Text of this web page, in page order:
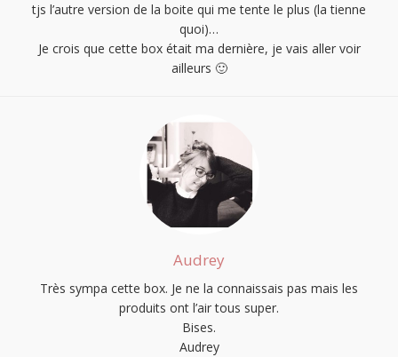
tjs l’autre version de la boite qui me tente le plus (la tienne
quoi)…
Je crois que cette box était ma dernière, je vais aller voir
ailleurs 🙂
Audrey
Très sympa cette box. Je ne la connaissais pas mais les
produits ont l’air tous super.
Bises.
Audrey